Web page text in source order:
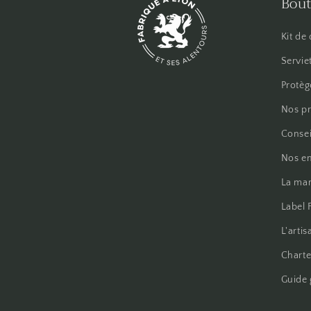
Kit de
Nos
Nos
La
Label
Guide